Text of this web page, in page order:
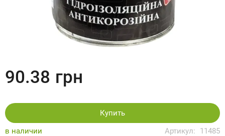
в наличии Артикул:
11485
90.38 грн
Купить